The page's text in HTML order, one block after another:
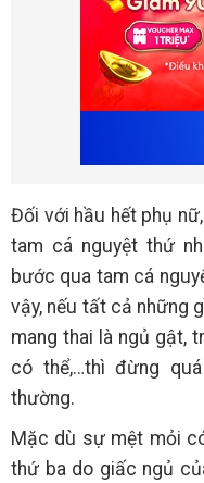
Đối với hầu hết phụ
tam cá nguyệt thứ
bước qua tam cá
vậy, nếu tất cả những
mang thai là ngủ gật,
có thể,…thì đừng
thường.
Mặc dù sự mệt mỏi
thứ ba do giấc ngủ